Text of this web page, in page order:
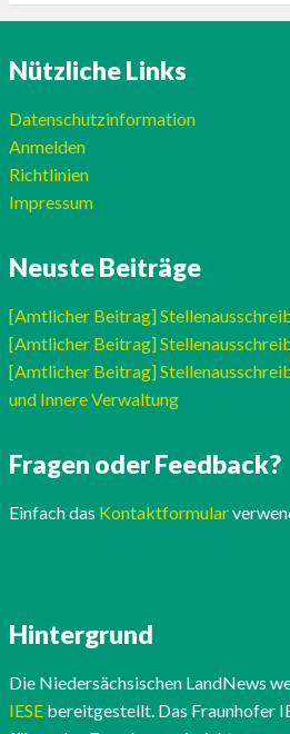
Nützliche Links
Datenschutzinformation
Anmelden
Richtlinien
Impressum
Neuste Beiträge
[Amtlicher Beitrag]
[Amtlicher Beitrag]
[Amtlicher Beitrag]
und Innere Verwaltung
Fragen oder Feedback?
Einfach das Kontaktformular
Hintergrund
Die Niedersächsischen LandNews
IESEbereitgestellt. Das Fraunhofer